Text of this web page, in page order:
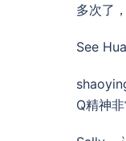
多次了
See
Q精神非